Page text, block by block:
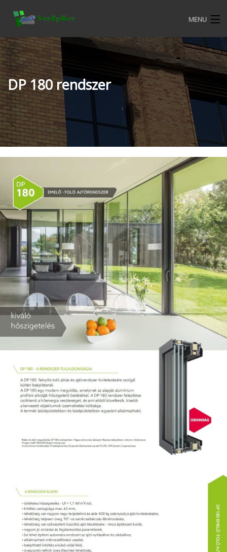
MENU
KEZDŐOLDAL
BEMUTATKOZÁS
ALURON NYÍLÁSZÁRÓ RENDSZEREK
CKM MŰANYAG NYÍLÁSZÁRÓ RENDSZEREK
TERMÉKEKRŐL
ALURON SA KERESKEDELMI FELTÉTELEK
KATALÓGUSOK
KAPCSOLAT
DP 180 rendszer